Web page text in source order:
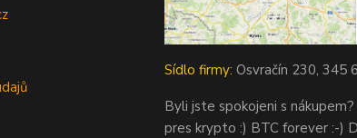
Sídlo firmy: Osvračín 230, 345
Byli jste spokojeni s
pres krypto :) BTC forever :-)